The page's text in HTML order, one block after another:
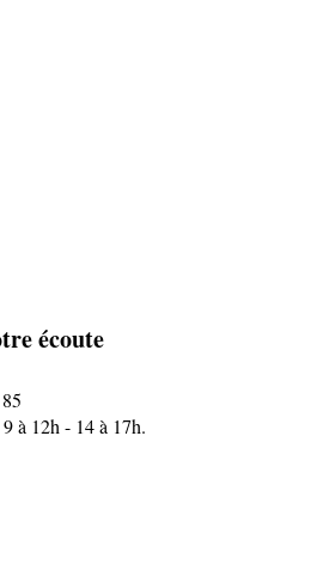
écoute
à 12h - 14 à 17h.